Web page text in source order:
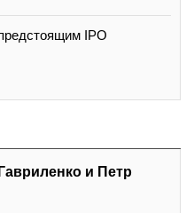
IPO
и Петр